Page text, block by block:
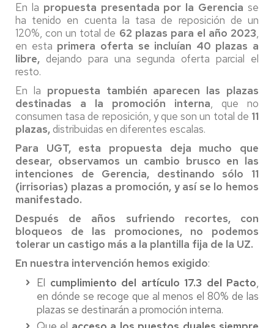
En la propuesta presentada por la Gerenciase
ha tenido en cuenta la tasa de reposición de un
120%, con un total de 62 plazas para el año 2023,
en esta primera oferta se incluían 40 plazas a
libre, dejando para una segunda oferta parcial el
resto.
En la propuesta también aparecen las plazas
destinadas a la promoción interna, que no
consumen tasa de reposición, y que son un total de 11
plazas,distribuidas en diferentes escalas.
Para UGT, esta propuesta deja mucho que
desear, observamos un cambio brusco en las
intenciones de Gerencia, destinando sólo 11
(irrisorias) plazas a promoción, y así se lo hemos
manifestado.
Después de años sufriendo recortes, con
bloqueos de las promociones, no podemos
tolerar un castigo más a la plantilla fija de la UZ.
En nuestra intervención hemos exigido:
El cumplimiento del artículo 17.3 del Pacto,
en dónde se recoge que al menos el 80% de las
plazas se destinarán a promoción interna.